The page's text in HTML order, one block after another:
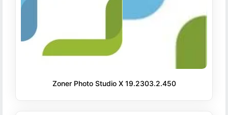
Zoner Photo Studio X 19.2303.2.450